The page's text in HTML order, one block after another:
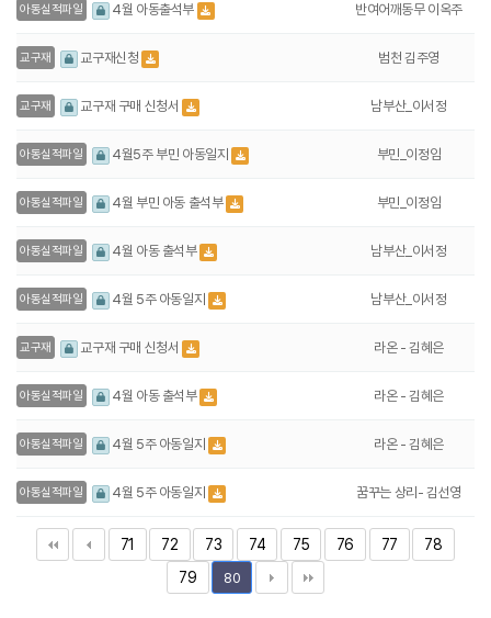
아동실적파일 4월 아동출석부 반여어깨동무 이옥주
교구재 교구재신청 범천 김주영
교구재 교구재 구매 신청서 남부산_이서정
아동실적파일 4월5주 부민 아동일지 부민_이정임
아동실적파일 4월 부민 아동 출석부 부민_이정임
아동실적파일 4월 아동 출석부 남부산_이서정
아동실적파일 4월 5주 아동일지 남부산_이서정
교구재 교구재 구매 신청서 라온 - 김혜은
아동실적파일 4월 아동 출석부 라온 - 김혜은
아동실적파일 4월 5주 아동일지 라온 - 김혜은
아동실적파일 4월 5주 아동일지 꿈꾸는 상리- 김선영
71 72 73 74 75 76 77
78
79
80